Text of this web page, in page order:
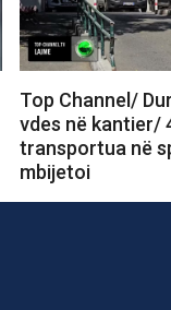
Top Channel/
vdes në kantier/
transportua në
mbijetoi